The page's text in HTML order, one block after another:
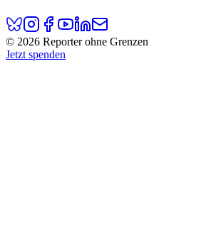
© 2026 Reporter ohne Grenzen
Jetzt spenden